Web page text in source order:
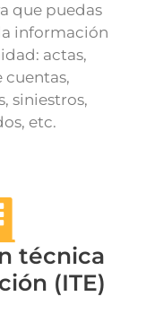
que puedas
información
actas,
cuentas,
siniestros,
etc.
técnica
(ITE)